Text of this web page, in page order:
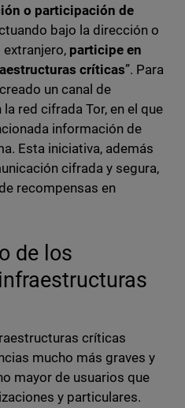
o participación de
bajo la dirección o
participe en
críticas”. Para
un canal de
red cifrada Tor, en el que
información de
Esta iniciativa, además
cifrada y segura,
recompensas en
de los
críticas
mucho más graves y
mayor de usuarios que
y particulares.